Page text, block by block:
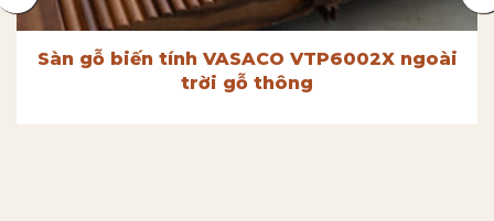
Sàn gỗ biến tính VASACO VTP6002X ngoài
trời gỗ thông